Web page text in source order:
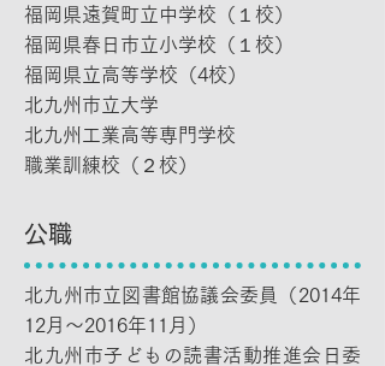
福岡県遠賀町立中学校（１校）
福岡県春日市立小学校（１校）
福岡県立高等学校（4校）
北九州市立大学
北九州工業高等専門学校
職業訓練校（２校）
公職
北九州市立図書館協議会委員（2014年
12月～2016年11月）
北九州市子どもの読書活動推進会日委